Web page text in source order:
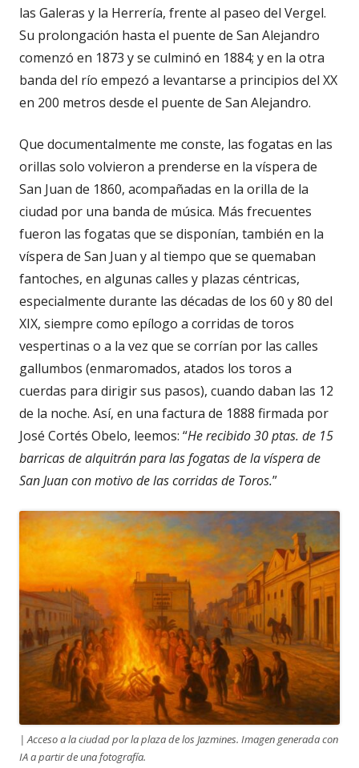
las Galeras y la Herrería, frente al paseo del Vergel.
Su prolongación hasta el puente de San Alejandro
comenzó en 1873 y se culminó en 1884; y en la otra
banda del río empezó a levantarse a principios del XX
en 200 metros desde el puente de San Alejandro.
Que documentalmente me conste, las fogatas en las
orillas solo volvieron a prenderse en la víspera de
San Juan de 1860, acompañadas en la orilla de la
ciudad por una banda de música. Más frecuentes
fueron las fogatas que se disponían, también en la
víspera de San Juan y al tiempo que se quemaban
fantoches, en algunas calles y plazas céntricas,
especialmente durante las décadas de los 60 y 80 del
XIX, siempre como epílogo a corridas de toros
vespertinas o a la vez que se corrían por las calles
gallumbos (enmaromados, atados los toros a
cuerdas para dirigir sus pasos), cuando daban las 12
de la noche. Así, en una factura de 1888 firmada por
José Cortés Obelo, leemos: “He recibido 30 ptas. de 15
barricas de alquitrán para las fogatas de la víspera de
San Juan con motivo de las corridas de Toros.”
| Acceso a la ciudad por la plaza de los Jazmines. Imagen generada con
IA a partir de una fotografía.